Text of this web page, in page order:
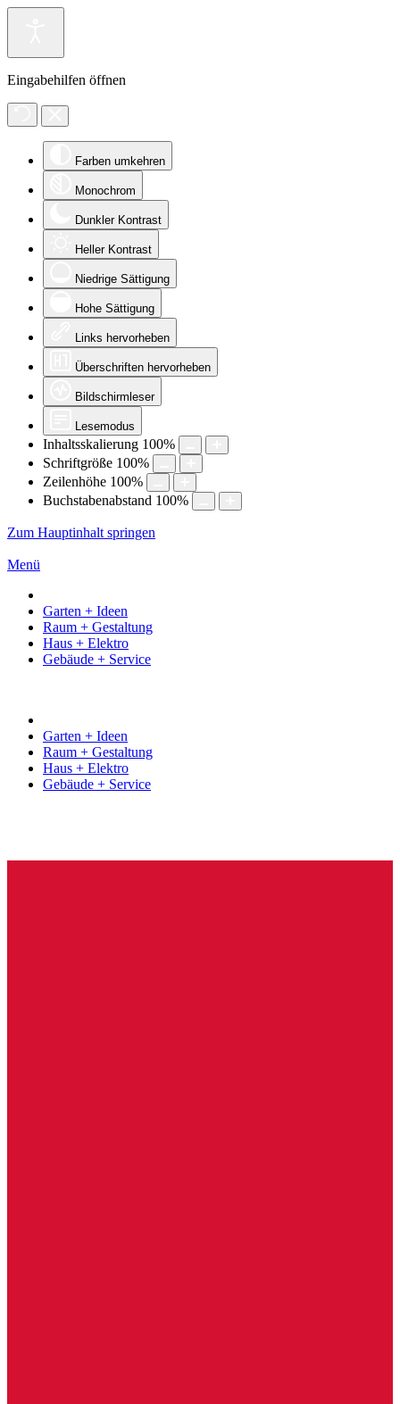
Eingabehilfen öffnen
Farben umkehren
Monochrom
Dunkler Kontrast
Heller Kontrast
Niedrige Sättigung
Hohe Sättigung
Links hervorheben
Überschriften hervorheben
Bildschirmleser
Lesemodus
Inhaltsskalierung 100%
Schriftgröße 100%
Zeilenhöhe 100%
Buchstabenabstand 100%
Zum Hauptinhalt springen
Menü
Garten + Ideen
Raum + Gestaltung
Haus + Elektro
Gebäude + Service
Garten + Ideen
Raum + Gestaltung
Haus + Elektro
Gebäude + Service